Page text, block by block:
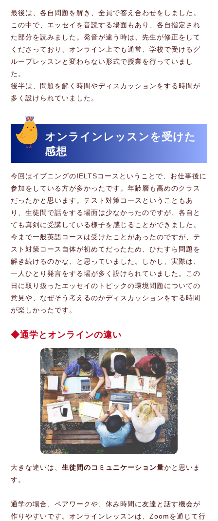
最後は、各自問題を解き、全員で答え合わせをしました。
この中で、エッセイを音読する場面もあり、各自指定され
た部分を読みました。発音が違う時は、先生が修正をして
くださっており、オンライン上でも通常、学校で受けるグ
ループレッスンと変わらない形式で授業を行っていまし
た。
後半は、問題を解く時間やディスカッションをする時間が
多く設けられていました。
オンラインレッスンを受けた
感想
今回はイブニングのIELTSコースということで、お仕事後に
参加をしている方が多かったです。年齢層も高めのクラス
だったかと思います。テスト対策コースということもあ
り、生徒間で話をする場面は少なかったのですが、各自と
ても真剣に受講している様子を感じることができました。
今まで一般英語コースは受けたことがあったのですが、テ
スト対策コース自体が初めてだったため、ひたすら問題を
解き続けるのかな、と思っていました。しかし、実際は、
一人ひとり発言をする場が多く設けられていました。この
日に取り扱ったエッセイのトピックの環境問題についての
意見や、なぜそう考えるのかディスカッションをする時間
が楽しかったです。
通学とオンラインの違い
大きな違いは、生徒間のコミュニケーション量かと思いま
す。
通学の場合、ペアワークや、休み時間に友達と話す機会が
作りやすいです。オンラインレッスンは、Zoomを通じて行